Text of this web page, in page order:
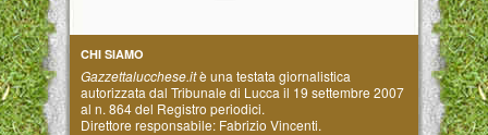
CHI SIAMO
Gazzettalucchese.itè una testata giornalistica
autorizzata dal Tribunale di Lucca il 19 settembre 2007
al n. 864 del Registro periodici.
Direttore responsabile: Fabrizio Vincenti.